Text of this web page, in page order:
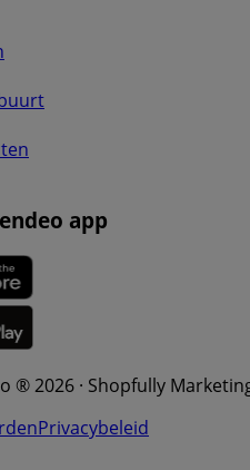
app
® 2026 · Shopfully
Privacybeleid